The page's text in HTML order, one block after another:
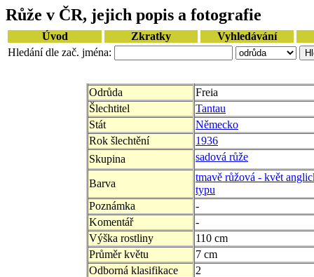
Růže v ČR, jejich popis a fotografie
Úvod Zkratky
Vyhledávání
Hledání dle zač. jména:
Odrůda
Freia
Šlechtitel
Tantau
Stát
Německo
Rok šlechtění
1936
Skupina
sadová růže
Barva
tmavě růžová - květ
typu
Poznámka
-
Komentář
-
Výška rostliny
110 cm
Průměr květu
7 cm
Odborná klasifikace
2